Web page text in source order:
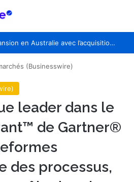
Sia accélère son expansion en Australie avec l’acquisition de Seven Consulting
(Businesswire)
leader dans le
de Gartner®
des processus,